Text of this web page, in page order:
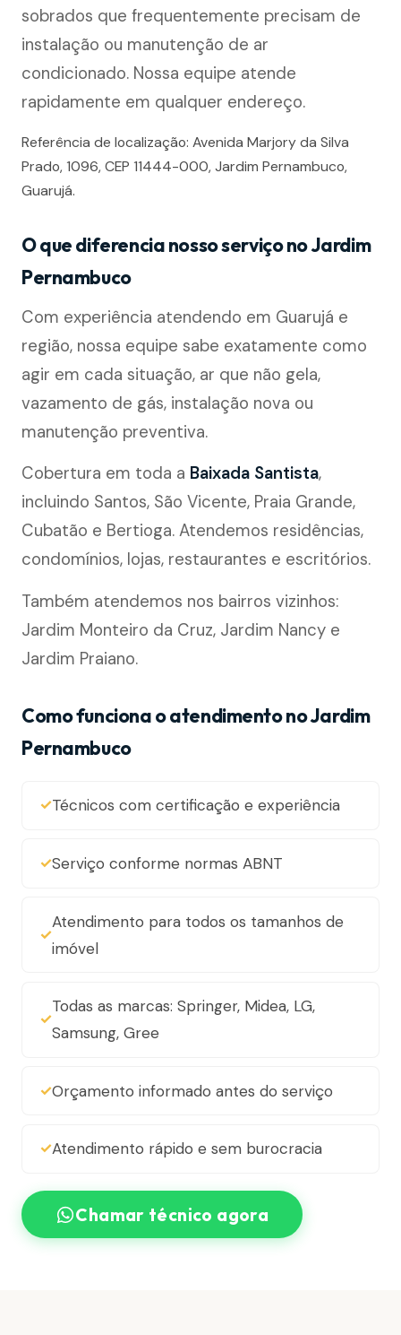
sobrados que frequentemente precisam de
instalação ou manutenção de ar
condicionado. Nossa equipe atende
rapidamente em qualquer endereço.
Referência de localização: Avenida Marjory da Silva
Prado, 1096, CEP 11444-000, Jardim Pernambuco,
Guarujá.
O que diferencia nosso serviço no Jardim
Pernambuco
Com experiência atendendo em Guarujá e
região, nossa equipe sabe exatamente como
agir em cada situação, ar que não gela,
vazamento de gás, instalação nova ou
manutenção preventiva.
Cobertura em toda a Baixada Santista,
incluindo Santos, São Vicente, Praia Grande,
Cubatão e Bertioga. Atendemos residências,
condomínios, lojas, restaurantes e escritórios.
Também atendemos nos bairros vizinhos:
Jardim Monteiro da Cruz, Jardim Nancy e
Jardim Praiano.
Como funciona o atendimento no Jardim
Pernambuco
Técnicos com certificação e experiência
Serviço conforme normas ABNT
Atendimento para todos os tamanhos de
imóvel
Todas as marcas: Springer, Midea, LG,
Samsung, Gree
Orçamento informado antes do serviço
Atendimento rápido e sem burocracia
Chamar técnico agora